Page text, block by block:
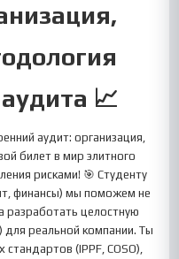
📈
аудит: организация,
билет в мир элитного
рисками! 🎯 Студенту
финансы) мы поможем не
разработать целостную
для реальной компании. Ты
(IPPF, COSO),